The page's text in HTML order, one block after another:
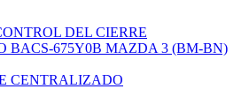
CENTRALIZADO